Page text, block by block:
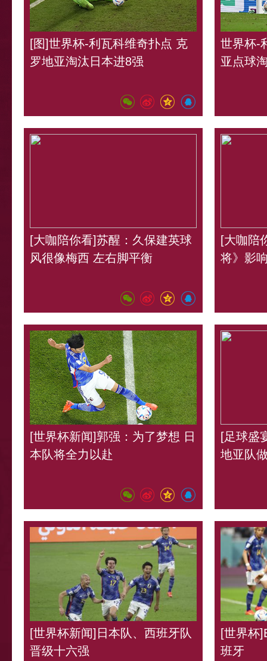
[图]世界杯-利瓦科维奇扑点 克
罗地亚淘汰日本进8强
世界杯-
亚点球
[大咖陪你看]苏醒：久保建英球
风很像梅西 左右脚平衡
[大咖陪
将》影
[世界杯新闻]郭强：为了梦想 日
本队将全力以赴
[足球盛
地亚队
[世界杯新闻]日本队、西班牙队
晋级十六强
[世界杯
班牙